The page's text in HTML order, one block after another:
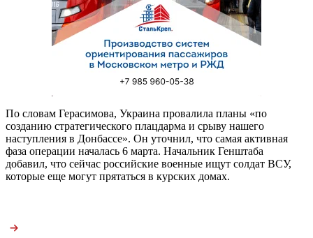
По словам Герасимова, Украина провалила планы «по
созданию стратегического плацдарма и срыву нашего
наступления в Донбассе». Он уточнил, что самая активная
фаза операции началась 6 марта. Начальник Генштаба
добавил, что сейчас российские военные ищут солдат ВСУ,
которые еще могут прятаться в курских домах.